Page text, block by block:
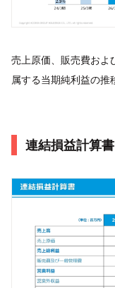
売上原価、販売費およ
属する当期純利益の推
連結損益計算書